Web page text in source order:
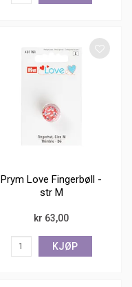
Prym Love Fingerbøll -
str M
kr 63,00
KJØP